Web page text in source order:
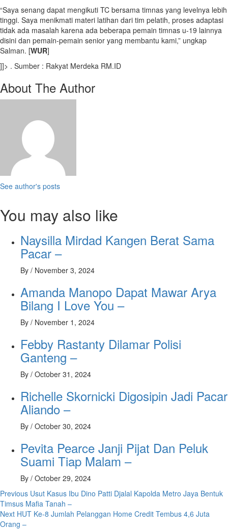
“Saya senang dapat mengikuti TC bersama timnas yang levelnya lebih
tinggi. Saya menikmati materi latihan dari tim pelatih, proses adaptasi
tidak ada masalah karena ada beberapa pemain timnas u-19 lainnya
disini dan pemain-pemain senior yang membantu kami,” ungkap
Salman. [WUR]
]]> . Sumber : Rakyat Merdeka RM.ID
About The Author
See author's posts
You may also like
Naysilla Mirdad Kangen Berat Sama
Pacar –
By / November 3, 2024
Amanda Manopo Dapat Mawar Arya
Bilang I Love You –
By / November 1, 2024
Febby Rastanty Dilamar Polisi
Ganteng –
By / October 31, 2024
Richelle Skornicki Digosipin Jadi Pacar
Aliando –
By / October 30, 2024
Pevita Pearce Janji Pijat Dan Peluk
Suami Tiap Malam –
By / October 29, 2024
Post
navigation
Previous Usut Kasus Ibu Dino Patti Djalal Kapolda Metro Jaya Bentuk
Timsus Mafia Tanah –
Next HUT Ke-8 Jumlah Pelanggan Home Credit Tembus 4,6 Juta
Orang –